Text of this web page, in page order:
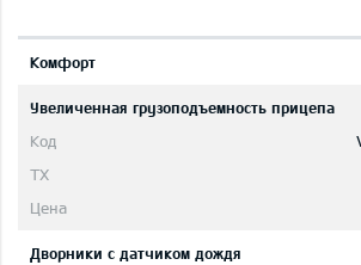
Комфорт
Увеличенная грузоподъемность прицепа
Дворники с датчиком дождя